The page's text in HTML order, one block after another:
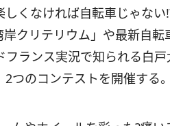
くなければ自転車じゃない
クリテリウム」や最新自転
ランス実況で知られる白戸
つのコンテストを開催する。